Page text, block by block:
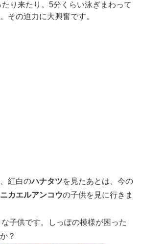
り来たり。5分くらい泳ぎまわって
その迫力に大興奮です。
紅白のハナタツを見たあとは、今の
カエルアンコウの子供を見に行きま
子供です。しっぽの模様が困った
？